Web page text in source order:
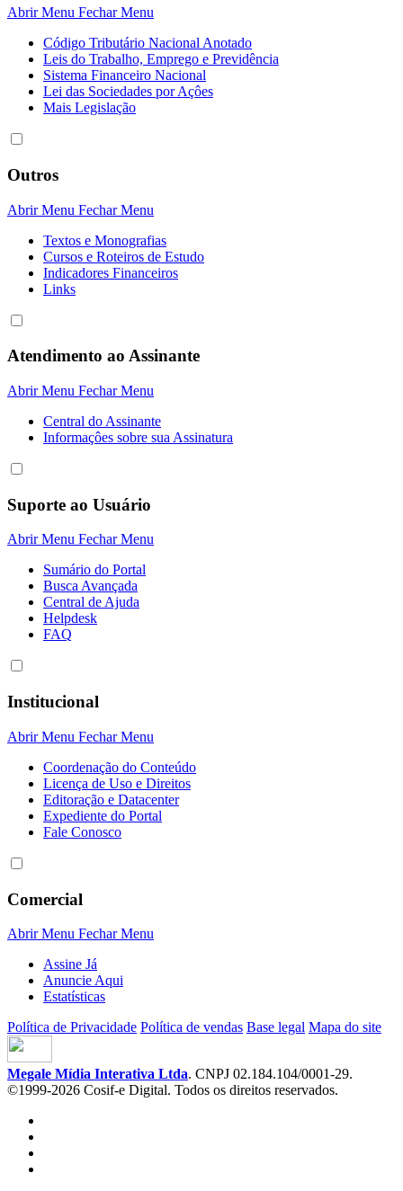
Abrir Menu Fechar Menu
Código Tributário Nacional Anotado
Leis do Trabalho, Emprego e Previdência
Sistema Financeiro Nacional
Lei das Sociedades por Açôes
Mais Legislação
Outros
Abrir Menu Fechar Menu
Textos e Monografias
Cursos e Roteiros de Estudo
Indicadores Financeiros
Links
Atendimento ao Assinante
Abrir Menu Fechar Menu
Central do Assinante
Informaçôes sobre sua Assinatura
Suporte ao Usuário
Abrir Menu Fechar Menu
Sumário do Portal
Busca Avançada
Central de Ajuda
Helpdesk
FAQ
Institucional
Abrir Menu Fechar Menu
Coordenação do Conteúdo
Licença de Uso e Direitos
Editoração e Datacenter
Expediente do Portal
Fale Conosco
Comercial
Abrir Menu Fechar Menu
Assine Já
Anuncie Aqui
Estatísticas
Política de Privacidade Política de vendas Base legal Mapa do site
Megale Mídia Interativa Ltda. CNPJ 02.184.104/0001-29.
©1999-2026 Cosif-e Digital. Todos os direitos reservados.